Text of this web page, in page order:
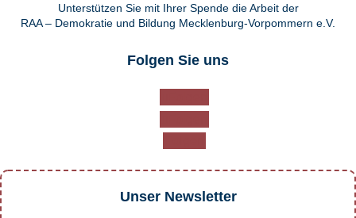
Unterstützen Sie mit Ihrer Spende die Arbeit der
RAA – Demokratie und Bildung Mecklenburg-Vorpommern e.V.
Folgen Sie uns
Unser Newsletter